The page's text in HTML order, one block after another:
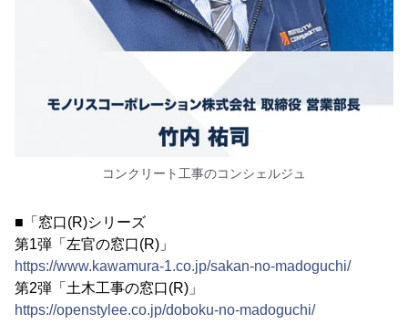
コンクリート工事のコンシェルジュ
■「窓口(R)シリーズ
第1弾「左官の窓口(R)」
https://www.kawamura-1.co.jp/sakan-no-madoguchi/
第2弾「土木工事の窓口(R)」
https://openstylee.co.jp/doboku-no-madoguchi/